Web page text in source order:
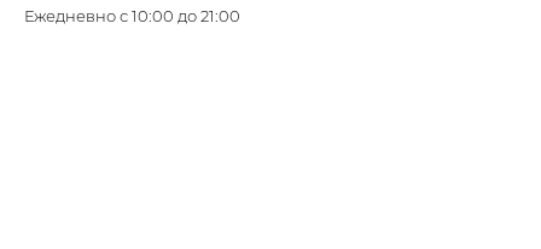
Ежедневно с 10:00 до 21:00